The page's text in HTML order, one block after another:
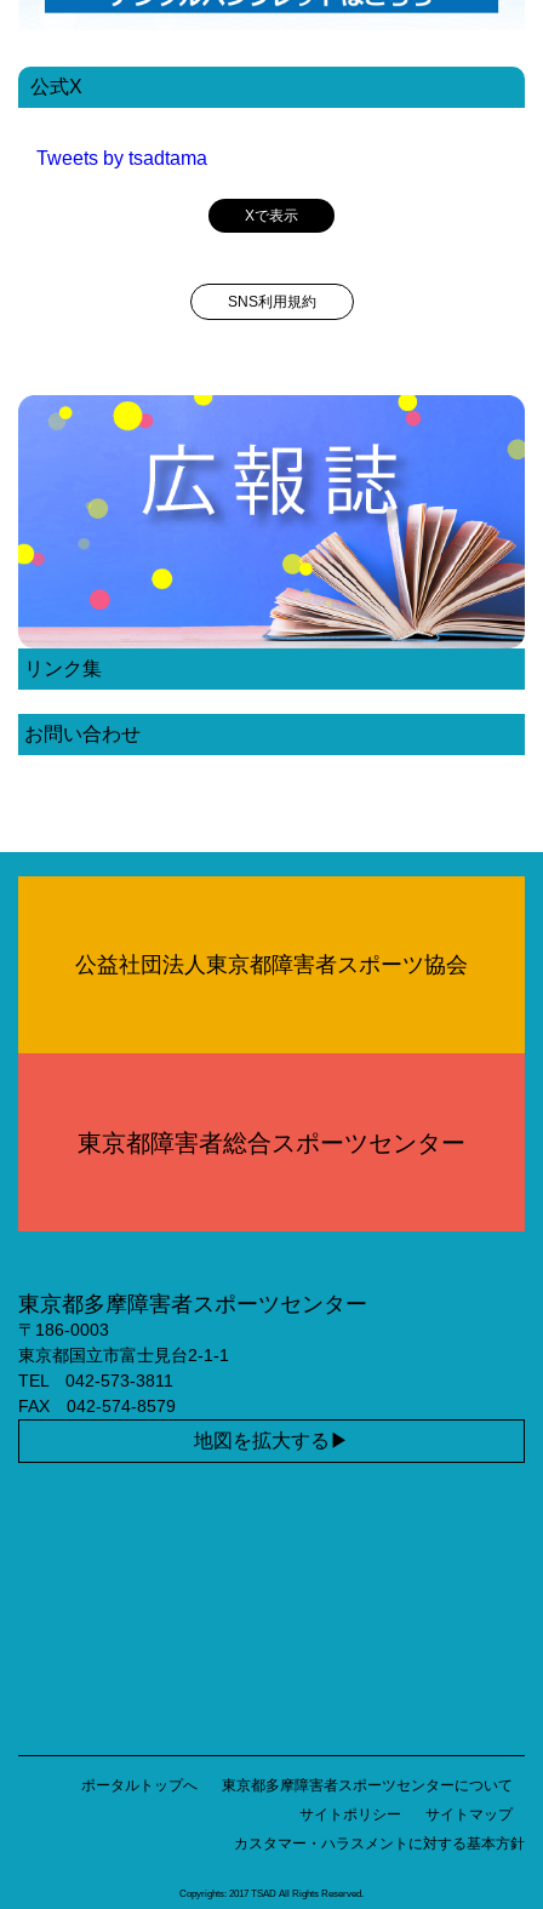
公式X
Tweets by tsadtama
Xで表示
SNS利用規約
リンク集
お問い合わせ
公益社団法人東京都障害者スポーツ協会
東京都障害者総合スポーツセンター
東京都多摩障害者スポーツセンター
〒186-0003
東京都国立市富士見台2-1-1
TEL 042-573-3811
FAX 042-574-8579
地図を拡大する
ポータルトップへ
東京都多摩障害者スポーツセンターについて
サイトポリシー
サイトマップ
カスタマー・ハラスメントに対する基本方針
Copyrights: 2017 TSAD All Rights Reserved.